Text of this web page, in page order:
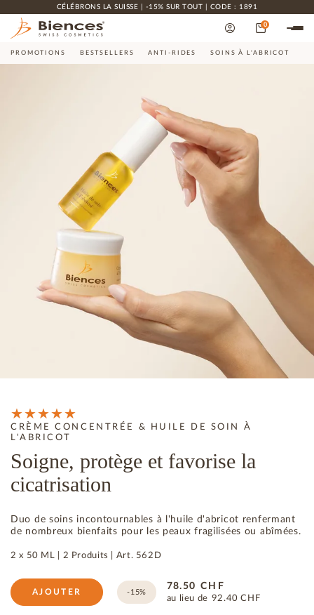
CÉLÉBRONS LA SUISSE | -15% SUR TOUT | CODE : 1891
0
PROMOTIONS BESTSELLERS ANTI-RIDES SOINS À L'ABRICOT
CRÈME CONCENTRÉE & HUILE DE SOIN À
L'ABRICOT
Soigne, protège et favorise la
cicatrisation
Duo de soins incontournables à l'huile d'abricot renfermant
de nombreux bienfaits pour les peaux fragilisées ou abîmées.
2 x 50 ML | 2 Produits Art. 562D
AJOUTER -15%
78.50 CHF
au lieu de 92.40 CHF